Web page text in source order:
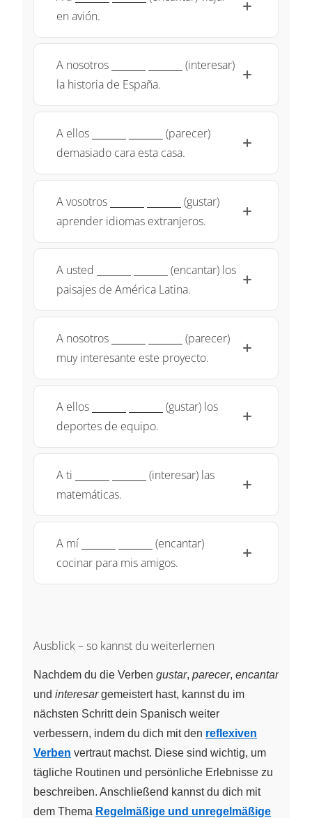
en avión.
A nosotros \underline{~\qquad~}
\underline{~\qquad~}
(interesar)
la historia de España.
A ellos \underline{~\qquad~}
\underline{~\qquad~}
(parecer)
demasiado cara esta casa.
A vosotros \underline{~\qquad~}
\underline{~\qquad~}
(gustar)
aprender idiomas extranjeros.
A usted \underline{~\qquad~}
\underline{~\qquad~}
(encantar) los
paisajes de América Latina.
A nosotros \underline{~\qquad~}
\underline{~\qquad~}
(parecer)
muy interesante este proyecto.
A ellos \underline{~\qquad~}
\underline{~\qquad~}
(gustar) los
deportes de equipo.
A ti \underline{~\qquad~}
\underline{~\qquad~}
(interesar) las
matemáticas.
A mí \underline{~\qquad~}
\underline{~\qquad~}
(encantar)
cocinar para mis amigos.
Ausblick – so kannst du weiterlernen
Nachdem du die Verben gustar, parecer, encantar
und interesargemeistert hast, kannst du im
nächsten Schritt dein Spanisch weiter
verbessern, indem du dich mit den reflexiven
Verben vertraut machst. Diese sind wichtig, um
tägliche Routinen und persönliche Erlebnisse zu
beschreiben. Anschließend kannst du dich mit
dem Thema Regelmäßige und unregelmäßige